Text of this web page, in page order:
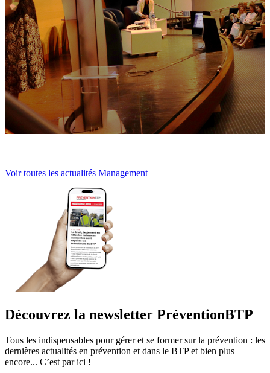
Voir toutes les actualités Management
Découvrez la newsletter PréventionBTP
Tous les indispensables pour gérer et se former sur la prévention : les
dernières actualités en prévention et dans le BTP et bien plus
encore... C’est par ici !